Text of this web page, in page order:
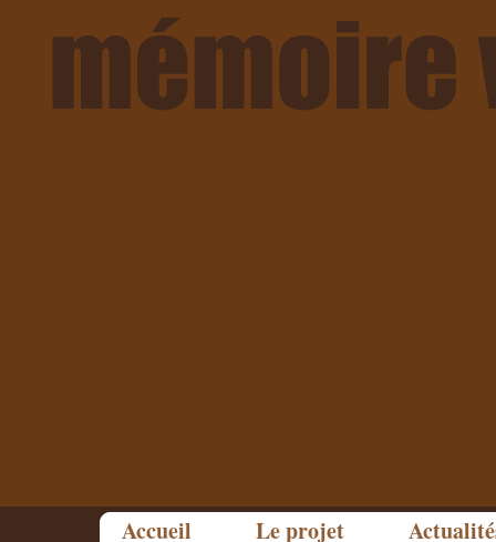
Accueil Le projet